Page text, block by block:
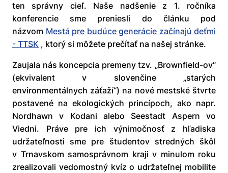
ten správny cieľ. Naše nadšenie z 1. ročníka
konferencie sme preniesli do článku pod
názvom Mestá pre budúce generácie začínajú deťmi
- TTSK , ktorý si môžete prečítať na našej stránke.
Zaujala nás koncepcia premeny tzv. „Brownfield-ov“
(ekvivalent v slovenčine „starých
environmentálnych záťaží“) na nové mestské štvrte
postavené na ekologických princípoch, ako napr.
Nordhawn v Kodani alebo Seestadt Aspern vo
Viedni. Práve pre ich výnimočnosť z hľadiska
udržateľnosti sme pre študentov stredných škôl
v Trnavskom samosprávnom kraji v minulom roku
zrealizovali vedomostný kvíz o udržateľnej mobilite